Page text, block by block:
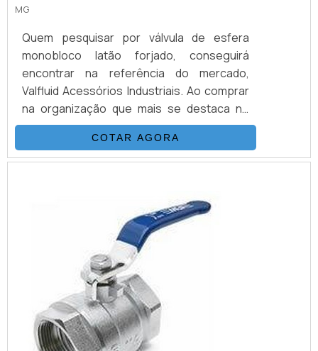
MG
Quem pesquisar por válvula de esfera
monobloco latão forjado, conseguirá
encontrar na referência do mercado,
Valfluid Acessórios Industriais. Ao comprar
na organização que mais se destaca no
ramo, o cliente receberá um atendimento
de excelência e terá a garantia de adquirir
produtos que solucionem qualquer
MONOBLOCO LATÃO FORJADOQuem
procura por válvula de esfera monobloco
latão forjado em uma empres...
COTAR AGORA